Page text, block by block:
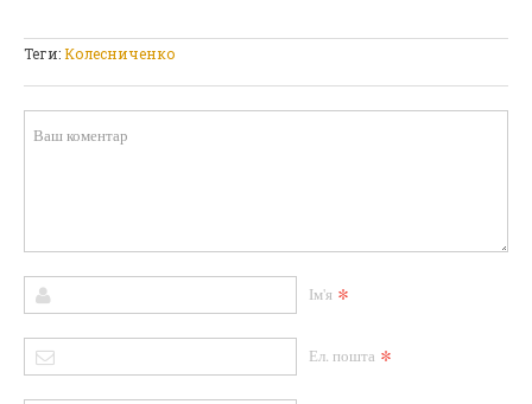
Теги:Колесниченко
Ім'я *
Ел. пошта *